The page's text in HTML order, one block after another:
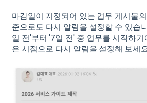
마감일이 지정되어 있는 업무 게시물
준으로도 다시 알림을 설정할 수 있습
일 전'부터 '7일 전' 중 업무를 시작하
은 시점으로 다시 알림을 설정해 보세